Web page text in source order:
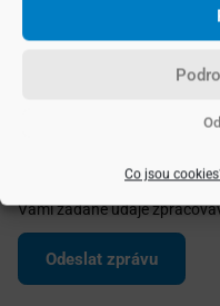
Co jsou
Vámi zadané údaje